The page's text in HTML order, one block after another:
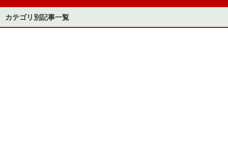
カテゴリ別記事一覧